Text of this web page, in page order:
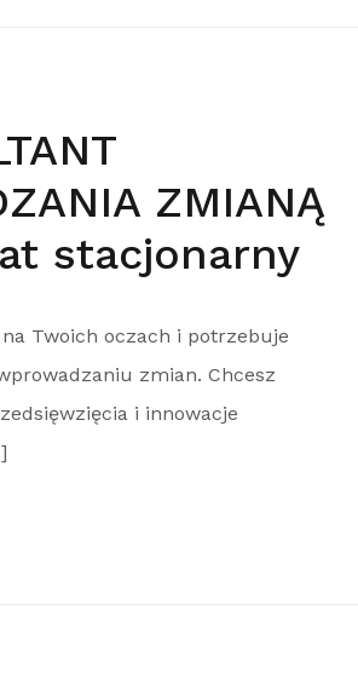
ZMIANĄ
stacjonarny
Twoich oczach i potrzebuje
zmian. Chcesz
i innowacje